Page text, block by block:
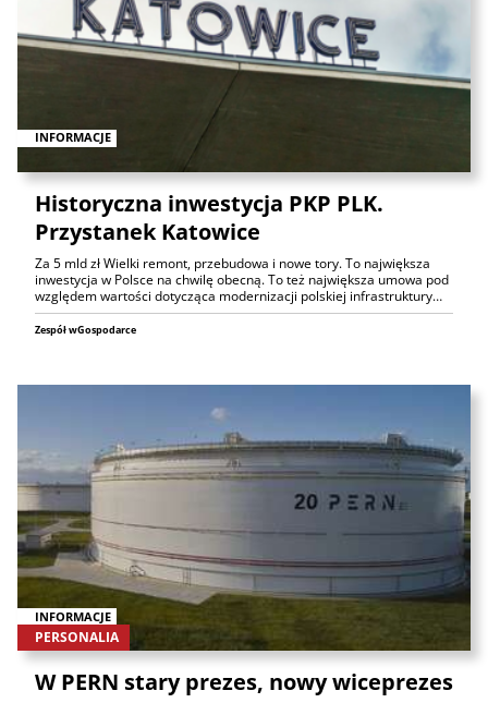
INFORMACJE
Historyczna inwestycja PKP PLK.
Przystanek Katowice
Za 5 mld zł Wielki remont, przebudowa i nowe tory. To największa
inwestycja w Polsce na chwilę obecną. To też największa umowa pod
względem wartości dotycząca modernizacji polskiej infrastruktury…
Zespół wGospodarce
INFORMACJE
PERSONALIA
W PERN stary prezes, nowy wiceprezes